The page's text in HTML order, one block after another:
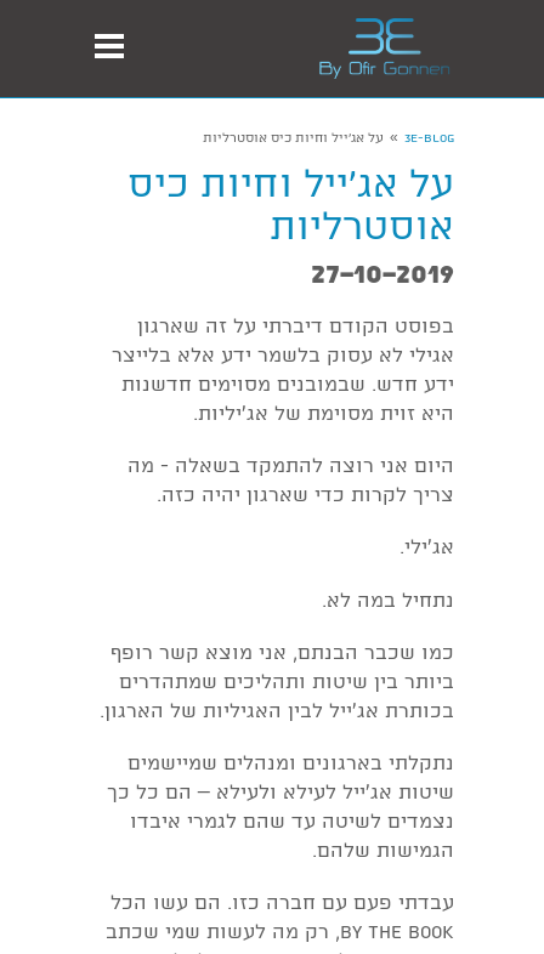
3E-Blog
» על אג'ייל וחיות כיס אוסטרליות
על אג'ייל וחיות כיס
אוסטרליות
27-10-2019
בפוסט הקודם דיברתי על זה שארגון
אגילי לא עסוק בלשמר ידע אלא בלייצר
ידע חדש. שבמובנים מסוימים חדשנות
היא זוית מסוימת של אג'יליות.
היום אני רוצה להתמקד בשאלה - מה
צריך לקרות כדי שארגון יהיה כזה.
אג'ילי.
נתחיל במה לא.
כמו שכבר הבנתם, אני מוצא קשר רופף
ביותר בין שיטות ותהליכים שמתהדרים
בכותרת אג'ייל לבין האגיליות של הארגון.
נתקלתי בארגונים ומנהלים שמיישמים
שיטות אג'ייל לעילא ולעילא – הם כל כך
נצמדים לשיטה עד שהם לגמרי איבדו
הגמישות שלהם.
עבדתי פעם עם חברה כזו. הם עשו הכל
by the book, רק מה לעשות שמי שכתב